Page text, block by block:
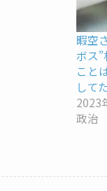
暇空
ボス
こと
して
2023
政治